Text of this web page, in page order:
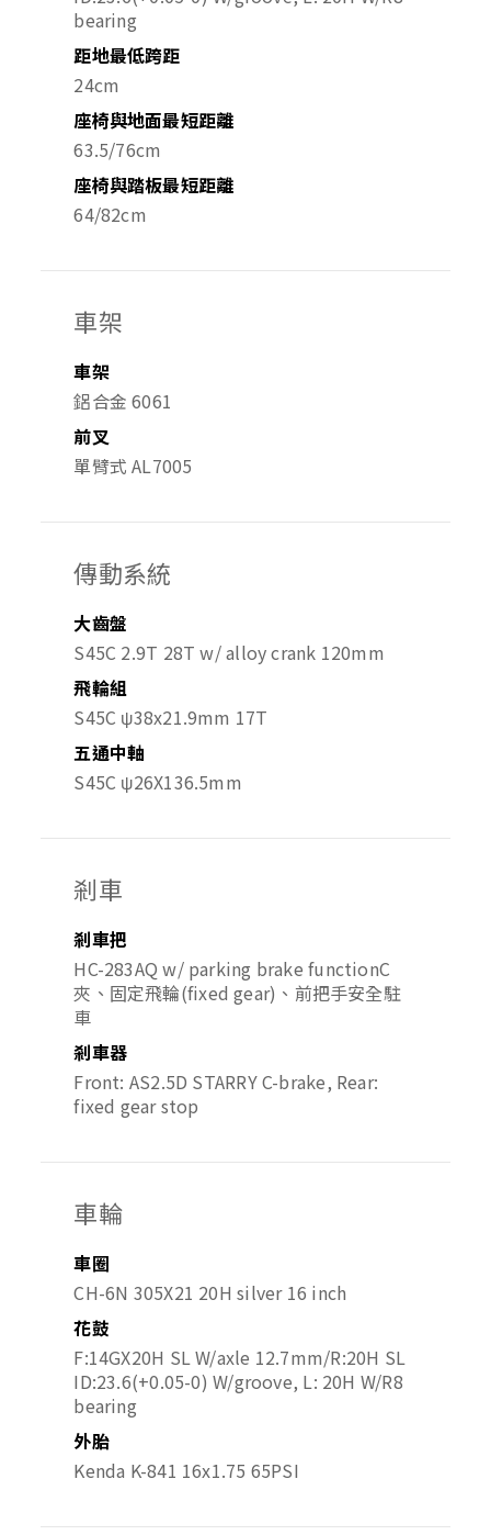
bearing
距地最低跨距
24cm
座椅與地面最短距離
63.5/76cm
座椅與踏板最短距離
64/82cm
車架
車架
鋁合金 6061
前叉
單臂式 AL7005
傳動系統
大齒盤
S45C 2.9T 28T w/ alloy crank 120mm
飛輪組
S45C ψ38x21.9mm 17T
五通中軸
S45C ψ26X136.5mm
剎車
剎車把
HC-283AQ w/ parking brake functionC
夾、固定飛輪(fixed gear)、前把手安全駐
車
剎車器
Front: AS2.5D STARRY C-brake, Rear:
fixed gear stop
車輪
車圈
CH-6N 305X21 20H silver 16 inch
花鼓
F:14GX20H SL W/axle 12.7mm/R:20H SL
ID:23.6(+0.05-0) W/groove, L: 20H W/R8
bearing
外胎
Kenda K-841 16x1.75 65PSI